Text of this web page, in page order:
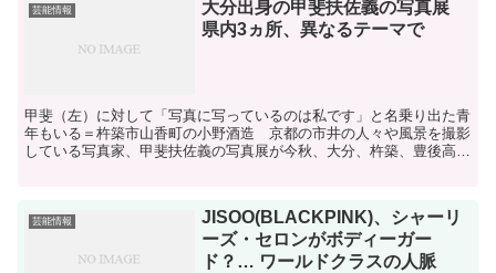
芸能情報
大分出身の甲斐扶佐義の写真展
県内3ヵ所、異なるテーマで
甲斐（左）に対して「写真に写っているのは私です」と名乗り出た青
年もいる＝杵築市山香町の小野酒造 京都の市井の人々や風景を撮影
している写真家、甲斐扶佐義の写真展が今秋、大分、杵築、豊後高田
芸能情報
JISOO(BLACKPINK)、シャーリ
ーズ・セロンがボディーガー
ド？… ワールドクラスの人脈